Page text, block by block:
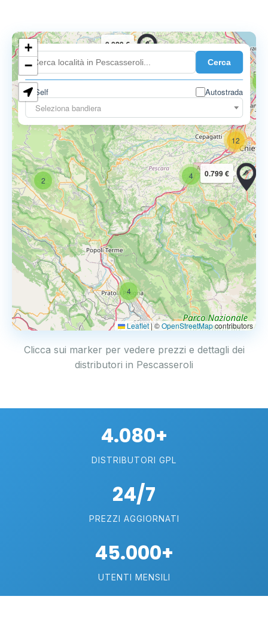
Cerca
Self
Autostrada
Seleziona bandiera
2
4
4
12
0.829 €
0.827 €
0.799 €
+
−
Leaflet|©OpenStreetMapcontributors
Clicca sui marker per vedere prezzi e dettagli dei
distributori in Pescasseroli
4.080+
DISTRIBUTORI GPL
24/7
PREZZI AGGIORNATI
45.000+
UTENTI MENSILI